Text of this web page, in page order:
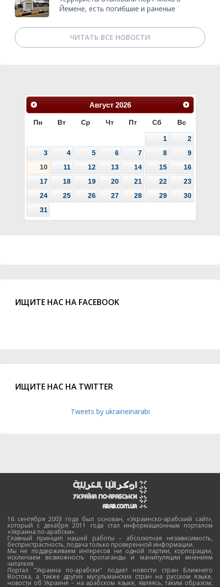
Йемене, есть погибшие и раненые
ЧИТАТЬ ВСЕ НОВОСТИ
Август 2026
Пн Вт Ср Чт Пт Сб Вс
1
2
3
4 5 6 7 8
9
10
11 12 13 14 15
16
17
18 19 20 21 22
23
24
25 26 27 28 29
30
31
ИЩИТЕ НАС НА FACEBOOK
ИЩИТЕ НАС НА TWITTER
Tweets by ukraineinarabi
16 сентября 2003 года был основан, «Украинско-арабский сайт»,
который с декабря 2011 года стал информационным порталом
«Украина по-арабски».
Главный принцип нашей работы – абсолютная независимость,
беспристрастность, подача только проверенной информации.
Мы не поддерживаем интересов ни одной партии, корпорации,
исключаем возможность пропаганды и манипуляции мнением
читателя.
Портал "Украина по-арабски" подает новости стран Ближнего
Востока, а также других мусульманских стран на русском языке,
новости об Украине – на арабском языке, являясь, таким образом,